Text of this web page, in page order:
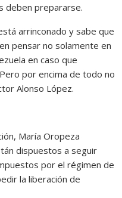
deben prepararse.
arrinconado y sabe que
pensar no solamente en
en caso que
por encima de todo no
Alonso López.
María Oropeza
dispuestos a seguir
por el régimen de
la liberación de